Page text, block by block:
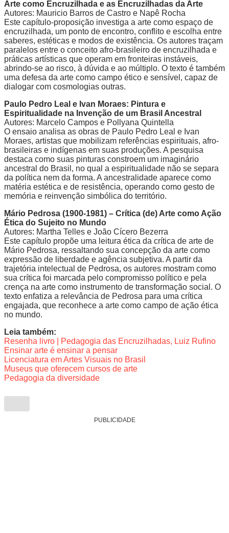
Arte como Encruzilhada e as Encruzilhadas da Arte
Autores: Mauricio Barros de Castro e Napê Rocha
Este capítulo-proposição investiga a arte como espaço de
encruzilhada, um ponto de encontro, conflito e escolha entre
saberes, estéticas e modos de existência. Os autores traçam
paralelos entre o conceito afro-brasileiro de encruzilhada e
práticas artísticas que operam em fronteiras instáveis,
abrindo-se ao risco, à dúvida e ao múltiplo. O texto é também
uma defesa da arte como campo ético e sensível, capaz de
dialogar com cosmologias outras.
Paulo Pedro Leal e Ivan Moraes: Pintura e
Espiritualidade na Invenção de um Brasil Ancestral
Autores: Marcelo Campos e Pollyana Quintella
O ensaio analisa as obras de Paulo Pedro Leal e Ivan
Moraes, artistas que mobilizam referências espirituais, afro-
brasileiras e indígenas em suas produções. A pesquisa
destaca como suas pinturas constroem um imaginário
ancestral do Brasil, no qual a espiritualidade não se separa
da política nem da forma. A ancestralidade aparece como
matéria estética e de resistência, operando como gesto de
memória e reinvenção simbólica do território.
Mário Pedrosa (1900-1981) – Crítica (de) Arte como Ação
Ética do Sujeito no Mundo
Autores: Martha Telles e João Cícero Bezerra
Este capítulo propõe uma leitura ética da crítica de arte de
Mário Pedrosa, ressaltando sua concepção da arte como
expressão de liberdade e agência subjetiva. A partir da
trajetória intelectual de Pedrosa, os autores mostram como
sua crítica foi marcada pelo compromisso político e pela
crença na arte como instrumento de transformação social. O
texto enfatiza a relevância de Pedrosa para uma crítica
engajada, que reconhece a arte como campo de ação ética
no mundo.
Leia também:
Resenha livro | Pedagogia das Encruzilhadas, Luiz Rufino
Ensinar arte é ensinar a pensar
Licenciatura em Artes Visuais no Brasil
Museus que oferecem cursos de arte
Pedagogia da diversidade
PUBLICIDADE